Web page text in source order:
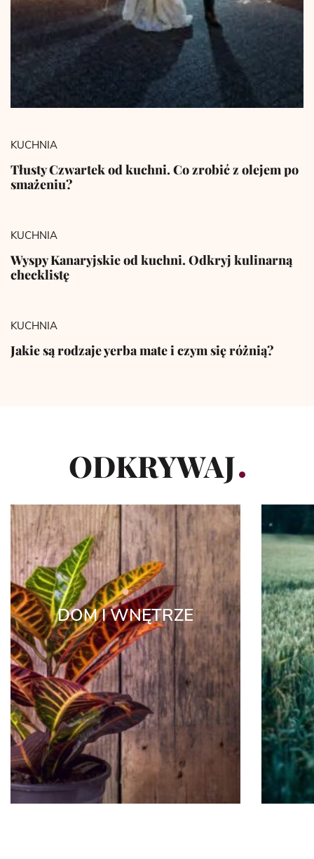
KUCHNIA
Tłusty Czwartek od kuchni. Co zrobić z olejem po
smażeniu?
KUCHNIA
Wyspy Kanaryjskie od kuchni. Odkryj kulinarną
checklistę
KUCHNIA
Jakie są rodzaje yerba mate i czym się różnią?
ODKRYWAJ
DOM I WNĘTRZE